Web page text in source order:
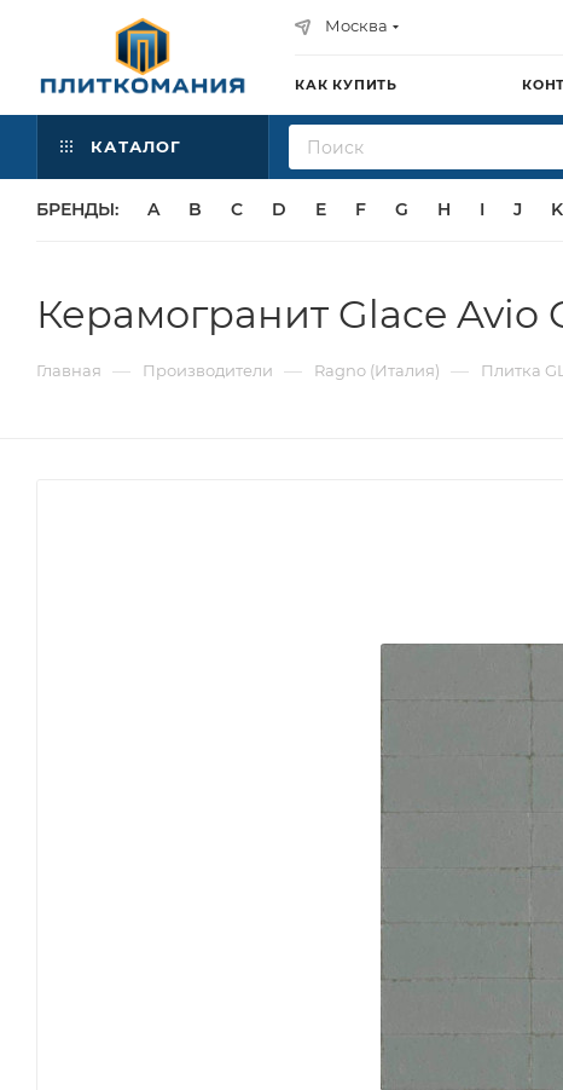
Москва
КАК КУПИТЬ
КАТАЛОГ
БРЕНДЫ: A B C D E F G H I J K
Керамогранит Glace Avio
Главная — Производители — Ragno (Италия) — Плитка